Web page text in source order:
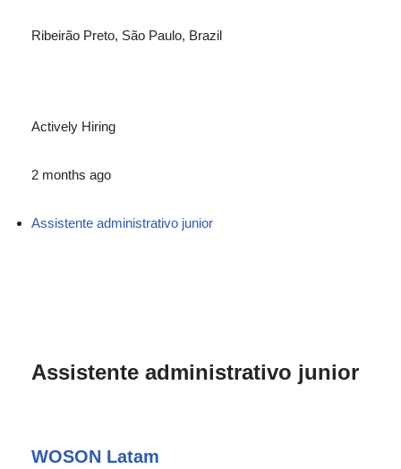
Ribeirão Preto, São Paulo, Brazil
Actively Hiring
2 months ago
Assistente administrativo junior
Assistente administrativo junior
WOSON Latam